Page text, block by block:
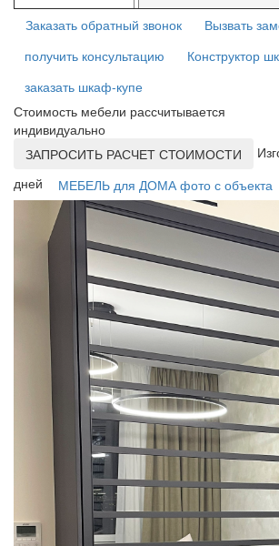
Заказать обратный звонок
Вызвать
получить консультацию
Конструктор
заказать шкаф-купе
Стоимость мебели рассчитывается
индивидуально
ЗАПРОСИТЬ РАСЧЕТ СТОИМОСТИ
дней
МЕБЕЛЬ для ДОМА фото с объекта